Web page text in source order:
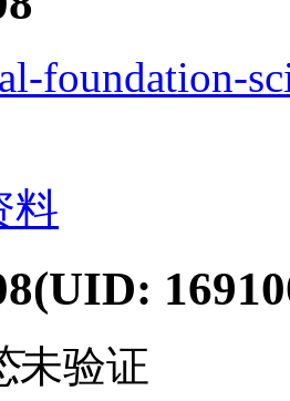
foundation-
料
(UID:
未验证